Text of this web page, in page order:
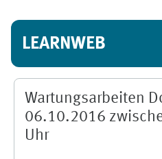
LEARNWEB
Wartungsarbeiten
06.10.2016
Uhr